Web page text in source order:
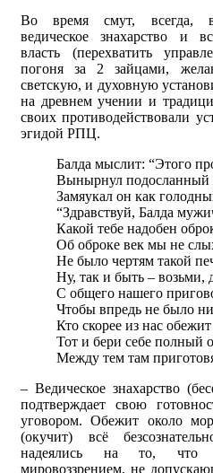
Во время смут, всегда, в
ведическое знахарство и
власть (перехватить
погоня за 2 зайцами,
светскую, и духовную
на древнем учении и
своих противодействовали
эгидой РПЦ.
Балда мыслит: “Этого
Вынырнул подосланный
Замяукал он как
“Здравствуй, Балда
Какой тебе надобен
Об оброке век мы не
Не было чертям такой
Ну, так и быть – возьми,
С общего нашего
Чтобы впредь не было
Кто скорее из нас
Тот и бери себе полный
Между тем там
– Ведическое знахарство
подтверждает свою
уговором. Обежит около
(окучит) всё
надеялись на то, что
мировоззрением, не